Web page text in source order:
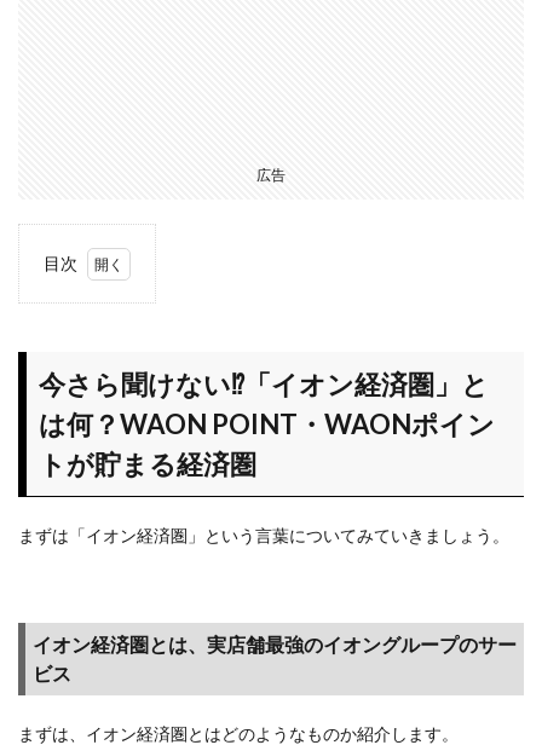
広告
目次
「イオン
経済圏」
とは何？
WAON
POINT・
WAON
ポイント
1.1
イオ
ン経
済圏
と
今さら聞けない⁉「イオン経済圏」と
は何？WAON POINT・WAONポイン
トが貯まる経済圏
まずは「イオン経済圏」という言葉についてみていきましょう。
イオン経済圏とは、実店舗最強のイオングループのサー
ビス
まずは、イオン経済圏とはどのようなものか紹介します。